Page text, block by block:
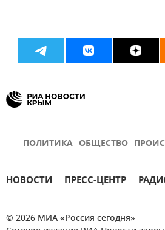
ПОЛИТИКА ОБЩЕСТВО
НОВОСТИ ПРЕСС-ЦЕНТР
© 2026 МИА «Россия сегодня»